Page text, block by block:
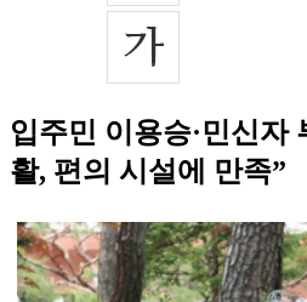
입주민 이용승·민신자
활, 편의 시설에 만족”